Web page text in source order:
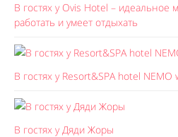
В гостях у Ovis Hotel – идеальное
работать и умеет отдыхать
В гостях у Resort&SPA hotel
В гостях у Дяди Жоры